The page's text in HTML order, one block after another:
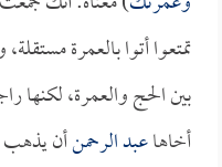
تمتعوا أتوا بالعمرة
بين الحج والعمرة، لكنها
أخاهاعبد الرحمنأن يذهب